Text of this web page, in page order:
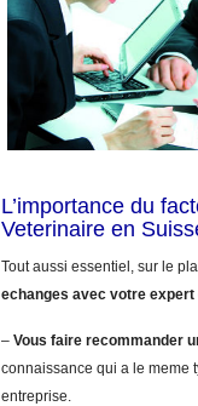
L’importance du
Veterinaire en
Tout aussi essentiel, sur le
echanges avec votre expert
– Vous faire recommander
connaissance qui a le meme
entreprise.